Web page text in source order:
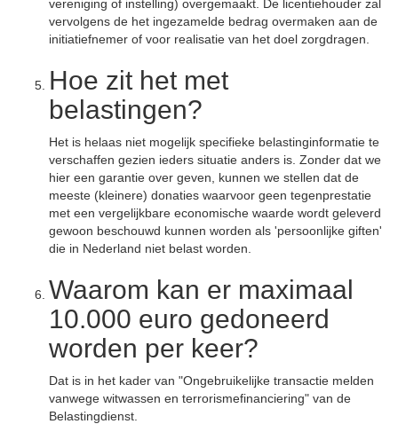
vereniging of instelling) overgemaakt. De licentiehouder zal
vervolgens de het ingezamelde bedrag overmaken aan de
initiatiefnemer of voor realisatie van het doel zorgdragen.
Hoe zit het met
belastingen?
Het is helaas niet mogelijk specifieke belastinginformatie te
verschaffen gezien ieders situatie anders is. Zonder dat we
hier een garantie over geven, kunnen we stellen dat de
meeste (kleinere) donaties waarvoor geen tegenprestatie
met een vergelijkbare economische waarde wordt geleverd
gewoon beschouwd kunnen worden als 'persoonlijke giften'
die in Nederland niet belast worden.
Waarom kan er maximaal
10.000 euro gedoneerd
worden per keer?
Dat is in het kader van "Ongebruikelijke transactie melden
vanwege witwassen en terrorismefinanciering" van de
Belastingdienst.